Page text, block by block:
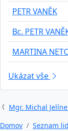
PETR VANĚK
Bc. PETR
MARTINA
Ukázat vše
Mgr. Michal
Domov
Seznam